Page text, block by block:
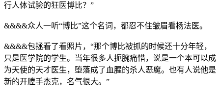
行人体试验的狂医博比？”
&&&&众人一听“博比”这个名词，都忍不住皱眉看杨法医。
&&&&包拯看了看照片，“那个博比被抓的时候还十分年轻，
只是医学院的学生。当年很多人扼腕痛惜，说是一个本可以成
为天使的天才医生，堕落成了血腥的杀人恶魔。也有人说他是
新的开膛手杰克，名气很大。”